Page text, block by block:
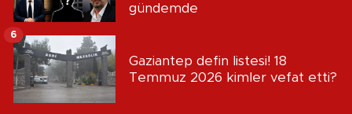
gündemde
Gaziantep defin listesi! 18
Temmuz 2026 kimler vefat etti?
6